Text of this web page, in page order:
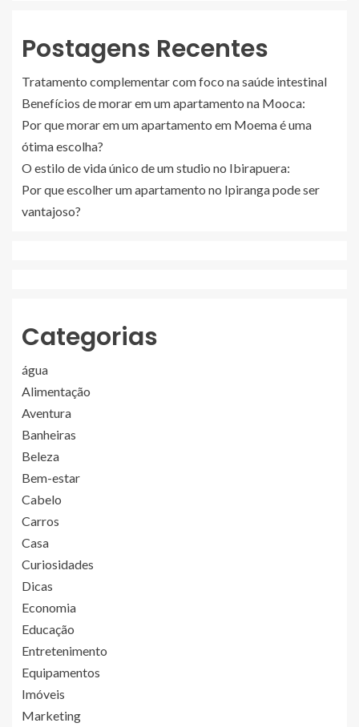
Postagens Recentes
Tratamento complementar com foco na saúde intestinal
Benefícios de morar em um apartamento na Mooca:
Por que morar em um apartamento em Moema é uma
ótima escolha?
O estilo de vida único de um studio no Ibirapuera:
Por que escolher um apartamento no Ipiranga pode ser
vantajoso?
Categorias
água
Alimentação
Aventura
Banheiras
Beleza
Bem-estar
Cabelo
Carros
Casa
Curiosidades
Dicas
Economia
Educação
Entretenimento
Equipamentos
Imóveis
Marketing